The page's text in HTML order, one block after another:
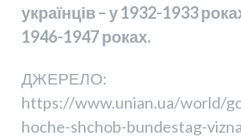
українців – у 1932-1933
1946-1947 роках.
ДЖЕРЕЛО:
https://www.unian.ua/world/
hoche-shchob-bundestag-